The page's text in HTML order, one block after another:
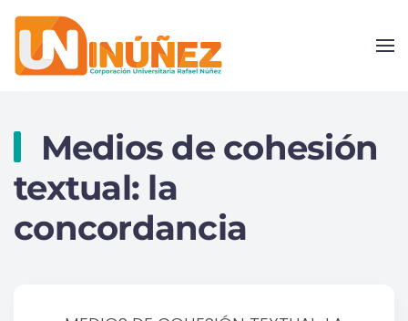
Skip to main content
Medios de cohesión
textual: la
concordancia